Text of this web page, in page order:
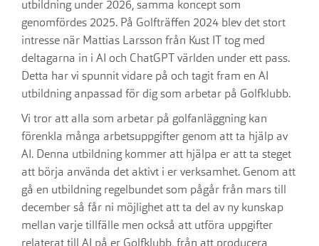
utbildning under 2026, samma koncept som
genomfördes 2025. På Golfträffen 2024 blev det stort
intresse när Mattias Larsson från Kust IT tog med
deltagarna in i AI och ChatGPT världen under ett pass.
Detta har vi spunnit vidare på och tagit fram en AI
utbildning anpassad för dig som arbetar på Golfklubb.
Vi tror att alla som arbetar på golfanläggning kan
förenkla många arbetsuppgifter genom att ta hjälp av
AI. Denna utbildning kommer att hjälpa er att ta steget
att börja använda det aktivt i er verksamhet. Genom att
gå en utbildning regelbundet som pågår från mars till
december så får ni möjlighet att ta del av ny kunskap
mellan varje tillfälle men också att utföra uppgifter